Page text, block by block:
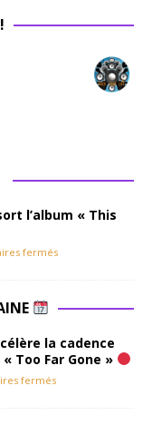
l’album « This
fermés
la cadence
Too Far Gone »
fermés